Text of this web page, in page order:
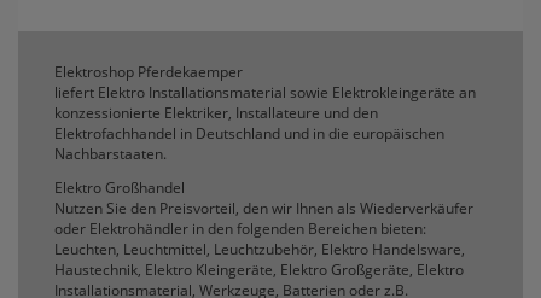
Google Maps
Konfiguration speichern
Alle Cookies akzeptieren
Elektroshop Pferdekaemper
liefert Elektro Installationsmaterial sowie Elektrokleingeräte an
konzessionierte Elektriker, Installateure und den
Elektrofachhandel in Deutschland und in die europäischen
Nachbarstaaten.
Elektro Großhandel
Nutzen Sie den Preisvorteil, den wir Ihnen als Wiederverkäufer
oder Elektrohändler in den folgenden Bereichen bieten:
Leuchten, Leuchtmittel, Leuchtzubehör, Elektro Handelsware,
Haustechnik, Elektro Kleingeräte, Elektro Großgeräte, Elektro
Installationsmaterial, Werkzeuge, Batterien oder z.B.